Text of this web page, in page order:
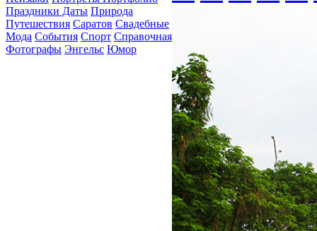
Праздники Даты Природа
Путешествия Саратов Свадебные
Мода События Спорт Справочная
Фотографы Энгельс Юмор